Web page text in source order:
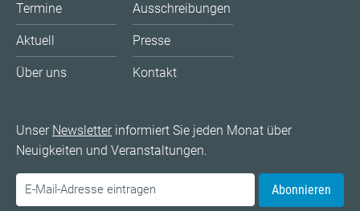
Termine
Aktuell
Über uns
Ausschreibungen
Presse
Kontakt
Unser Newsletterinformiert Sie jeden Monat über
Neuigkeiten und Veranstaltungen.
Abonnieren